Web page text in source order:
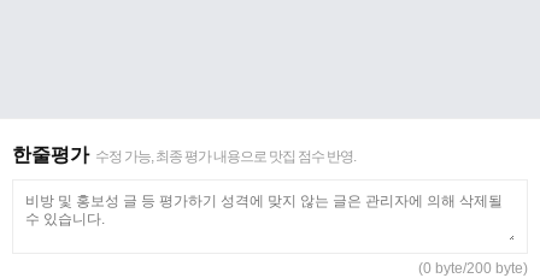
한줄평가 수정 가능, 최종 평가 내용으로 맛집 점수 반영.
(0 byte/200 byte)